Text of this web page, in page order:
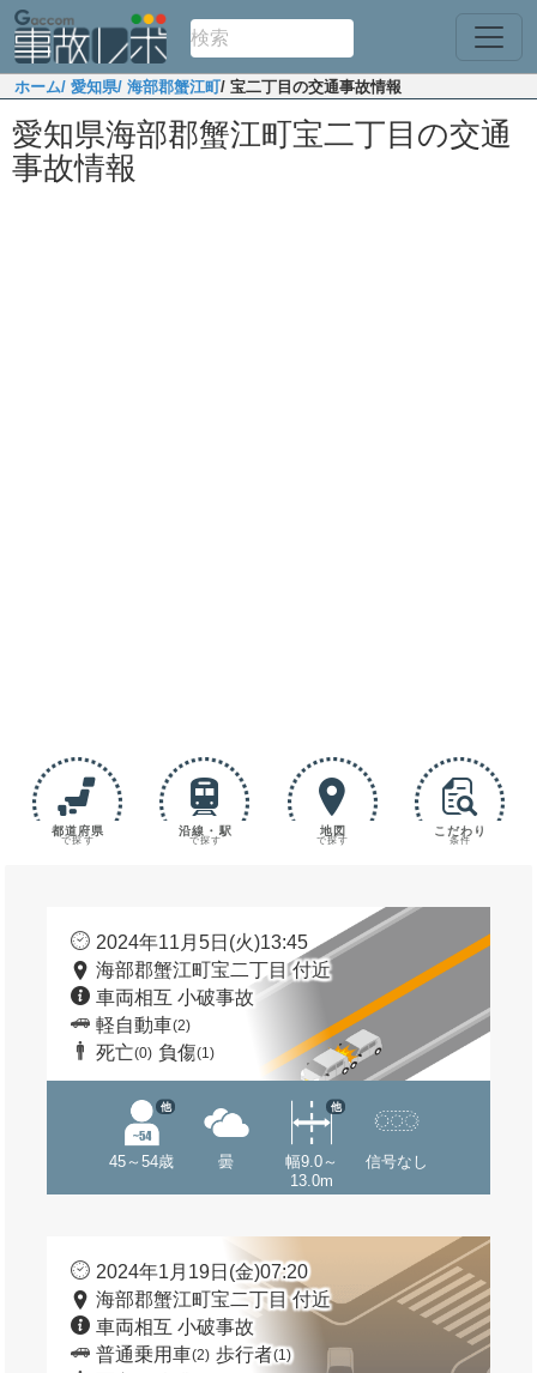
ホーム/ 愛知県/ 海部郡蟹江町/ 宝二丁目の交通事故情報
愛知県海部郡蟹江町宝二丁目の交通
事故情報
都道府県
で探す
沿線・駅
で探す
地図
で探す
こだわり
条件
2024年11月5日(火)13:45
海部郡蟹江町宝二丁目 付近
車両相互 小破事故
軽自動車(2)
死亡(0) 負傷(1)
45～54歳
他
曇
幅9.0～
13.0m
他
信号なし
2024年1月19日(金)07:20
海部郡蟹江町宝二丁目 付近
車両相互 小破事故
普通乗用車(2) 歩行者(1)